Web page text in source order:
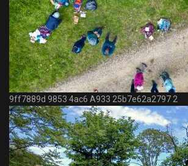
9ff7889d 9853 4ac6 A933 25b7e62a2797 2